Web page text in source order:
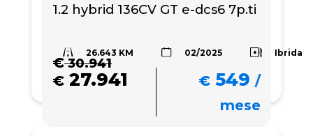
1.2 hybrid 136CV GT e-dcs6 7p.ti
26.643 KM 02/2025 Ibrida
€30.941
€ 27.941 € 549 /
mese